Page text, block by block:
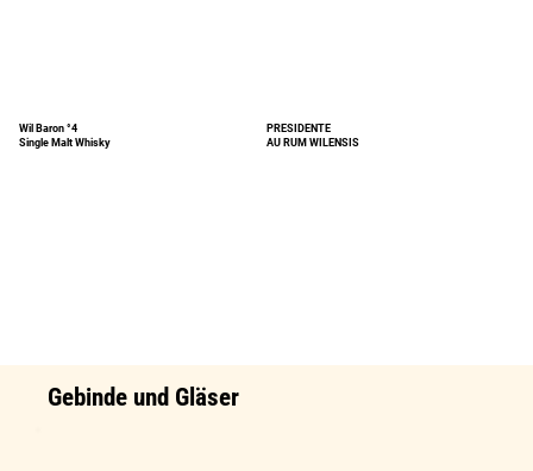
Wil Baron °4
Single Malt Whisky
PRESIDENTE
AU RUM WILENSIS
Gebinde und Gläser